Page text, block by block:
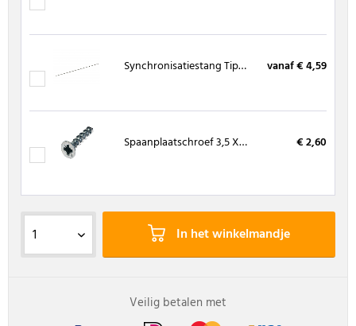
Synchronisatiestang Tip-on Blumotion (Movento - Legrabox) vanaf € 4,59
Spaanplaatschroef 3,5 X 16 mm, kruiskop (200 stuks) € 2,60
In het winkelmandje
Veilig betalen met